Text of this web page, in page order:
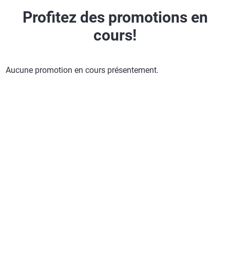
Profitez des promotions en
cours!
Aucune promotion en cours présentement.